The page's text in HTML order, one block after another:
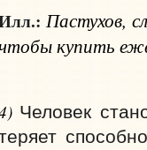
Пастухов,
купить
Человек